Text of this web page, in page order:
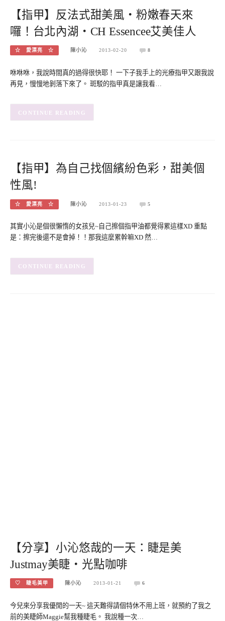
【指甲】反法式甜美風‧粉嫩春天來
囉！台北內湖‧CH Essencee艾美佳人
☆ 愛漂亮 ☆ 陳小沁 2013-02-20 8
咻咻咻，我說時間真的過得很快耶！ 一下子我手上的光療指甲又跟我說
再見，慢慢地剝落下來了。 斑駁的指甲真是讓我看…
CONTINUE READING
【指甲】為自己找個繽紛色彩，甜美個
性風!
☆ 愛漂亮 ☆ 陳小沁 2013-01-23 5
其實小沁是個很懶惰的女孩兒~自己擦個指甲油都覺得累這樣XD 重點
是：擦完後還不是會掉！！那我這麼累幹嘛XD 然…
CONTINUE READING
【分享】小沁悠哉的一天：睫是美
Justmay美睫‧光點咖啡
♡ 睫毛美甲 陳小沁 2013-01-21 6
今兒來分享我優閒的一天~ 這天難得請個特休不用上班，就預約了我之
前的美睫師Maggie幫我種睫毛。 我說種一次…